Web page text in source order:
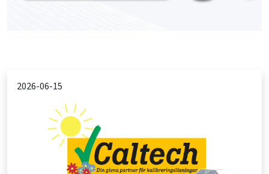
2026-06-15